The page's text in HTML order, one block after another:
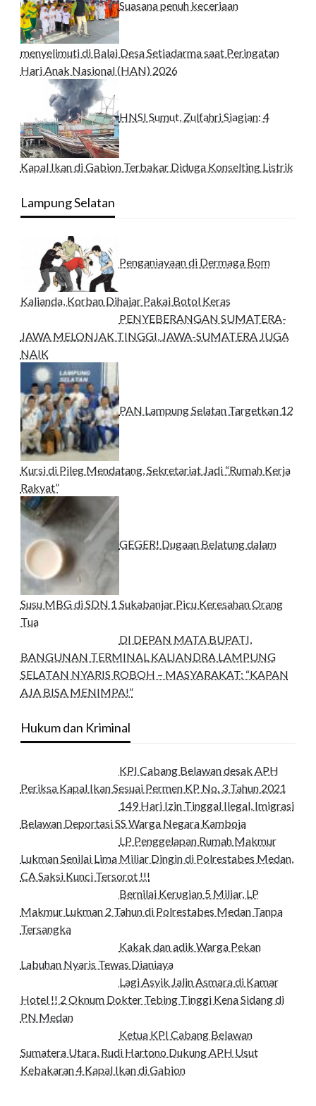
Suasana penuh keceriaan
menyelimuti di Balai Desa Setiadarma saat Peringatan
Hari Anak Nasional (HAN) 2026
HNSI Sumut, Zulfahri Siagian: 4
Kapal Ikan di Gabion Terbakar Diduga Konselting Listrik
Lampung Selatan
Penganiayaan di Dermaga Bom
Kalianda, Korban Dihajar Pakai Botol Keras
PENYEBERANGAN SUMATERA-
JAWA MELONJAK TINGGI, JAWA-SUMATERA JUGA
NAIK
PAN Lampung Selatan Targetkan 12
Kursi di Pileg Mendatang, Sekretariat Jadi “Rumah Kerja
Rakyat”
GEGER! Dugaan Belatung dalam
Susu MBG di SDN 1 Sukabanjar Picu Keresahan Orang
Tua
DI DEPAN MATA BUPATI,
BANGUNAN TERMINAL KALIANDRA LAMPUNG
SELATAN NYARIS ROBOH – MASYARAKAT: “KAPAN
AJA BISA MENIMPA!”
Hukum dan Kriminal
KPI Cabang Belawan desak APH
Periksa Kapal Ikan Sesuai Permen KP No. 3 Tahun 2021
149 Hari Izin Tinggal Ilegal, Imigrasi
Belawan Deportasi SS Warga Negara Kamboja
LP Penggelapan Rumah Makmur
Lukman Senilai Lima Miliar Dingin di Polrestabes Medan,
CA Saksi Kunci Tersorot !!!
Bernilai Kerugian 5 Miliar, LP
Makmur Lukman 2 Tahun di Polrestabes Medan Tanpa
Tersangka
Kakak dan adik Warga Pekan
Labuhan Nyaris Tewas Dianiaya
Lagi Asyik Jalin Asmara di Kamar
Hotel !! 2 Oknum Dokter Tebing Tinggi Kena Sidang di
PN Medan
Ketua KPI Cabang Belawan
Sumatera Utara, Rudi Hartono Dukung APH Usut
Kebakaran 4 Kapal Ikan di Gabion